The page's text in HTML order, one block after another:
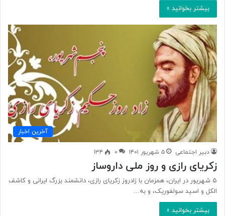
بیشتر بخوانید »
آخرین اخبار
دبیر اجتماعی ۵ شهریور ۱۴۰۱ ۰ ۱۳۴
زکریای رازی و روز ملی داروساز
۵ شهریور در ایران، همزمان با زادروز زکریای رازی، دانشمند بزرگ ایرانی و کاشف
الکل و اسید سولفوریک، و به…
بیشتر بخوانید »